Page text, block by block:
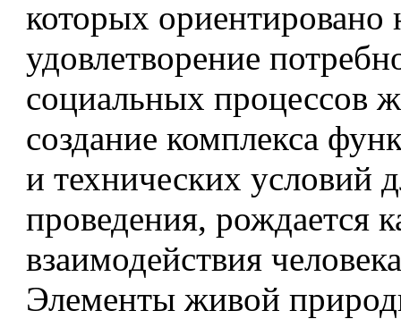
которых ориентировано
удовлетворение
социальных процессов
создание комплекса
и технических условий
проведения, рождается
взаимодействия
Элементы живой